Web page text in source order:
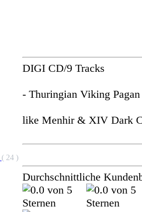
( 24 )
DIGI CD/9 Tracks
- Thuringian Viking
like Menhir & XIV Dark
Durchschnittliche